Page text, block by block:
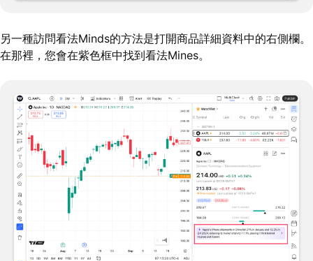
另一種訪問看法Minds的方法是打開商品詳細資料中的右側欄。
在那裡，您會在紫色框中找到看法Mines。